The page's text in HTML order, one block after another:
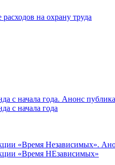
на охрану труда
с начала года. Анонс
с начала года
«Время Независимых».
«Время НЕзависимых»